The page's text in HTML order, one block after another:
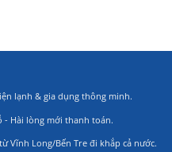
lạnh & gia dụng thông minh.
Hài lòng mới thanh toán.
Vĩnh Long/Bến Tre đi khắp cả nước.